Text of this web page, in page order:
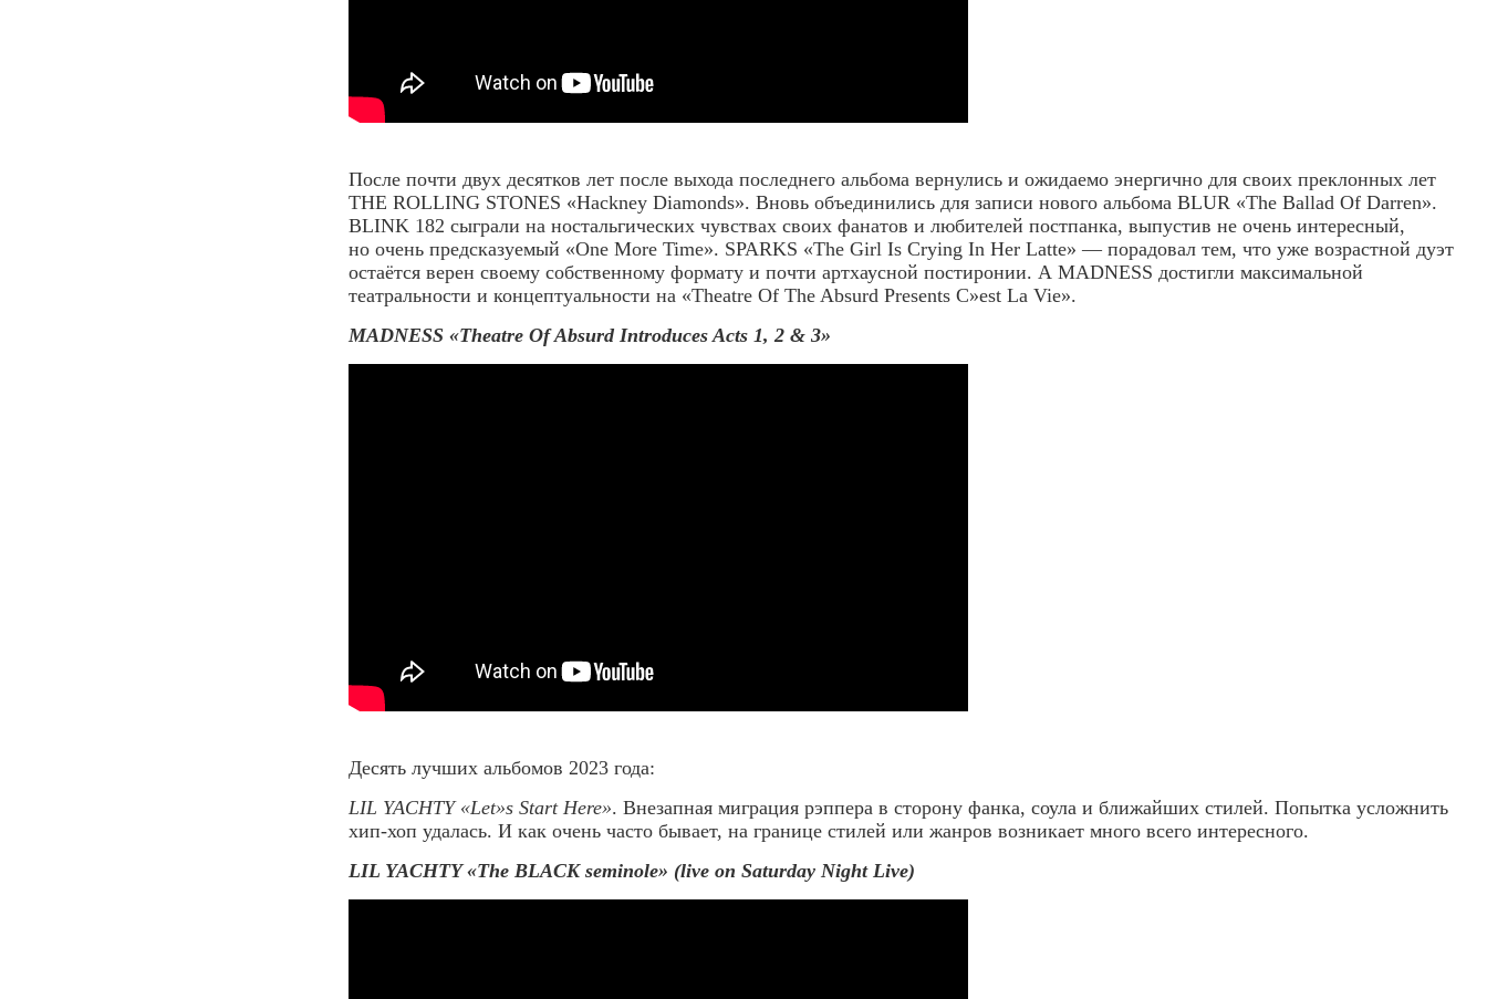
После почти двух десятков лет после выхода последнего альбома вернулись и ожидаемо энергично для своих преклонных лет
THE ROLLING STONES «Hackney Diamonds». Вновь объединились для записи нового альбома BLUR «The Ballad Of Darren».
BLINK 182 сыграли на ностальгических чувствах своих фанатов и любителей постпанка, выпустив не очень интересный,
но очень предсказуемый «One More Time». SPARKS «The Girl Is Crying In Her Latte» — порадовал тем, что уже возрастной дуэт
остаётся верен своему собственному формату и почти артхаусной постиронии. А MADNESS достигли максимальной
театральности и концептуальности на «Theatre Of The Absurd Presents C»est La Vie».
MADNESS «Theatre Of Absurd Introduces Acts 1, 2 & 3»
Десять лучших альбомов 2023 года:
LIL YACHTY «Let»s Start Here». Внезапная миграция рэппера в сторону фанка, соула и ближайших стилей. Попытка усложнить
хип-хоп удалась. И как очень часто бывает, на границе стилей или жанров возникает много всего интересного.
LIL YACHTY «The BLACK seminole» (live on Saturday Night Live)